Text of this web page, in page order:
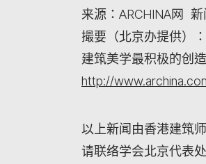
来源：ARCHINA网 新
撮要（北京办提供）
建筑美学最积极的创
http://
以上新闻由香港建筑
请联络学会北京代表